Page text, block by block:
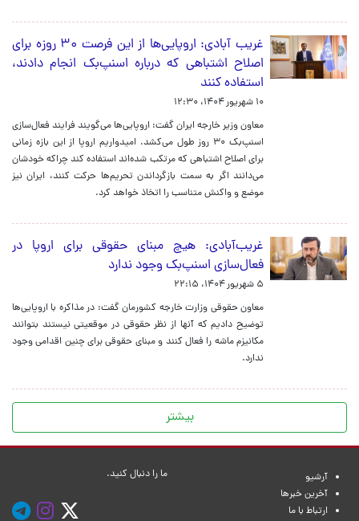
غریب‌ آبادی: اروپایی‌ها از این فرصت ۳۰ روزه برای
اصلاح اشتباهی که درباره اسنپ‌بک انجام دادند،
استفاده کنند
۱۰ شهریور ۱۴۰۴، ۱۲:۳۰
معاون وزیر خارجه ایران گفت: اروپایی‌ها می‌گویند فرایند فعال‌سازی
اسنپ‌بک ۳۰ روز طول می‌کشد. امیدواریم اروپا از این بازه زمانی
برای اصلاح اشتباهی که مرتکب شده‌اند استفاده کند چراکه خودشان
می‌دانند اگر به سمت بازگرداندن تحریم‌ها حرکت کنند، ایران نیز
موضع و واکنش متناسب را اتخاذ خواهد کرد.
غریب‌آبادی: هیچ مبنای حقوقی برای اروپا در
فعال‌سازی اسنپ‌بک وجود ندارد
۵ شهریور ۱۴۰۴، ۲۲:۱۵
معاون حقوقی وزارت خارجه کشورمان گفت: در مذاکره با اروپایی‌ها
توضیح دادیم که آنها از نظر حقوقی در موقعیتی نیستند بتوانند
مکانیزم ماشه را فعال کنند و مبنای حقوقی برای چنین اقدامی وجود
ندارد.
بیشتر
آرشیو
آخرین خبرها
ارتباط با ما
ما را دنبال کنید.